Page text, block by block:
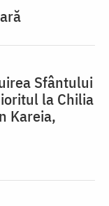
Sfântului
la Chilia
Kareia,